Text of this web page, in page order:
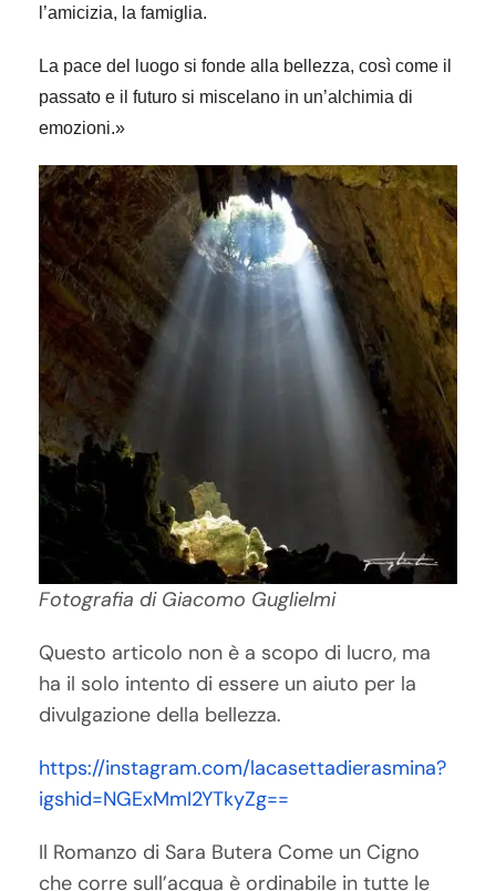
l’amicizia, la famiglia.
La pace del luogo si fonde alla bellezza, così come il
passato e il futuro si miscelano in un’alchimia di
emozioni.»
Fotografia di Giacomo Guglielmi
Questo articolo non è a scopo di lucro, ma
ha il solo intento di essere un aiuto per la
divulgazione della bellezza.
https://instagram.com/lacasettadierasmina?
igshid=NGExMmI2YTkyZg==
Il Romanzo di Sara Butera Come un Cigno
che corre sull’acqua è ordinabile in tutte le